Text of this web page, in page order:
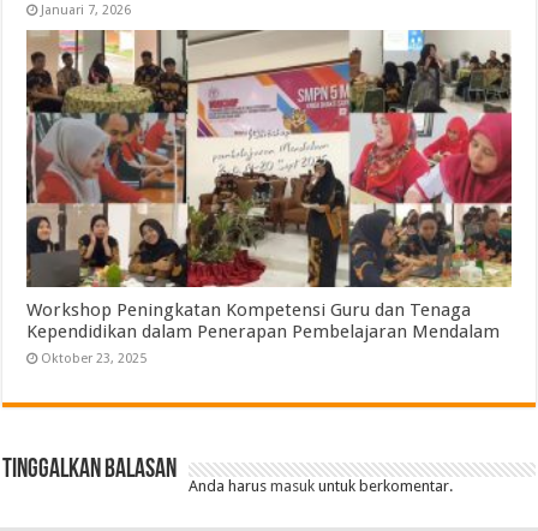
Januari 7, 2026
Workshop Peningkatan Kompetensi Guru dan Tenaga
Kependidikan dalam Penerapan Pembelajaran Mendalam
Oktober 23, 2025
Tinggalkan Balasan
Anda harusmasuk untuk berkomentar.